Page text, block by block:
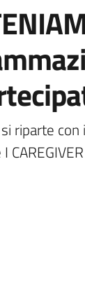
riparte con
CAREGIVER